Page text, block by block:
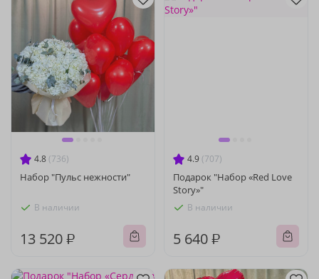
4.8 (736)
Набор "Пульс нежности"
В наличии
13 520 ₽
4.9 (707)
Подарок "Набор «Red Love
Story»"
В наличии
5 640 ₽